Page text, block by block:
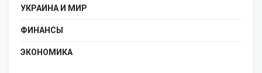
УКРАИНА И МИР
ФИНАНСЫ
ЭКОНОМИКА